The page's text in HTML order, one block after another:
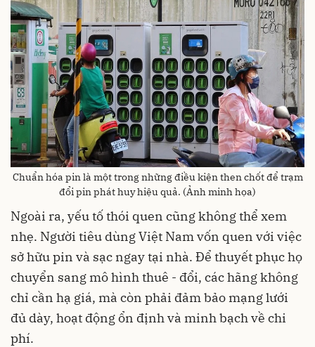
Chuẩn hóa pin là một trong những điều kiện then chốt để trạm
đổi pin phát huy hiệu quả. (Ảnh minh họa)
Ngoài ra, yếu tố thói quen cũng không thể xem
nhẹ. Người tiêu dùng Việt Nam vốn quen với việc
sở hữu pin và sạc ngay tại nhà. Để thuyết phục họ
chuyển sang mô hình thuê - đổi, các hãng không
chỉ cần hạ giá, mà còn phải đảm bảo mạng lưới
đủ dày, hoạt động ổn định và minh bạch về chi
phí.